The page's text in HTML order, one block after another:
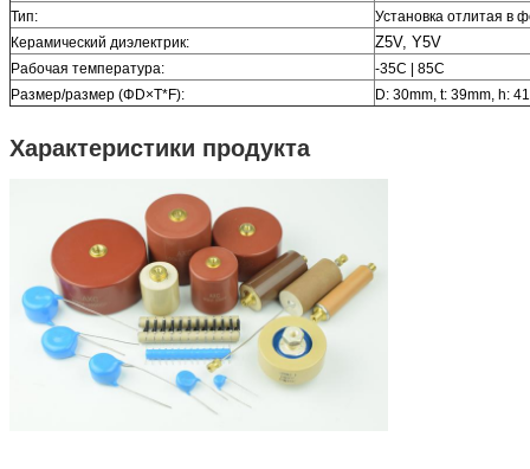
Тип:
Установка отлитая в
Керамический диэлектрик:
Z5V, Y5V
Рабочая температура:
-35C | 85C
Размер/размер (ΦD×T*F):
D: 30mm, t: 39mm, h:
Характеристики продукта